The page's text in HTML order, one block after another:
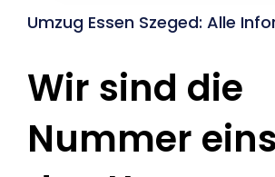
Umzug Essen Szeged: Alle
Wir sind die
Nummer